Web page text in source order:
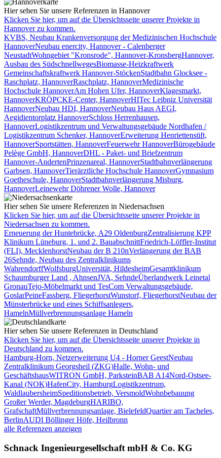
Hier sehen Sie unsere Referenzen in Hannover
Klicken Sie hier, um auf die Übersichtsseite unserer Projekte in
Hannover zu kommen.
KVBS, Neubau Krankenversorgung der Medizinischen Hochschule
HannoverNeubau enercity, Hannover - Calenberger
NeustadtWohngebiet "Kronsrode", Hannover-KronsbergHannover,
Ausbau des SüdschnellwegesBiomasse-Heizkraftwerk
Gemeinschaftskraftwerk Hannover-StöckenStadtbahn Glocksee -
Raschplatz, HannoverRaschplatz, HannoverMedizinische
Hochschule HannoverAm Hohen Ufer, HannoverKlagesmarkt,
HannoverKRÖPCKE-Center, HannoverHITec Leibniz Universität
HannoverNeubau HDI, HannoverNeubau Haus AEGI,
Aegidientorplatz HannoverSchloss Herrenhausen,
HannoverLogistikzentrum und Verwaltungsgebäude Nordhafen /
Logistikzentrum Schenker, HannoverErweiterung Henriettenstift,
HannoverSportstätten, HannoverFeuerwehr HannoverBürogebäude
Pelège GmbH, HannoverDHL - Paket- und Briefzentrum
Hannover-AndertenPrinzenareal, HannoverStadtbahnverlängerung
Garbsen, HannoverTierärztliche Hochschule HannoverGymnasium
Goetheschule, HannoverStadtbahnverlängerung Misburg,
HannoverLeinewehr Döhrener Wolle, Hannover
Hier sehen Sie unsere Referenzen in Niedersachsen
Klicken Sie hier, um auf die Übersichtsseite unserer Projekte in
Niedersachsen zu kommen.
Erneuerung der Huntebrücke, A29 OldenburgZentralisierung KPP
Klinikum Lüneburg, 1. und 2. BauabschnittFriedrich-Löffler-Institut
(FLI), MecklenhorstNeubau der B 210nVerlängerung der BAB
26Sehnde, Neubau des Zentralklinikums
WahrendorffWolfsburgUniversität, HildesheimGesamtklinikum
Schaumburger Land , AhnsenJVA, SehndeÜberlandwerk Leinetal
GronauTejo-Möbelmarkt und TesCom Verwaltungsgebäude,
GoslarPeineFassberg, FliegerhorstWunstorf, FliegerhorstNeubau der
Münsterbrücke und eines Schiffsanlegers,
HamelnMüllverbrennungsanlage Hameln
Hier sehen Sie unsere Referenzen in Deutschland
Klicken Sie hier, um auf die Übersichtsseite unserer Projekte in
Deutschland zu kommen.
Hamburg-Horn, Netzerweiterung U4 - Horner GeestNeubau
Zentralklinikum Georgsheil (ZKG)Halle, Wohn- und
GeschäftshausWITRON GmbH, ParksteinBAB A14Nord-Ostsee-
Kanal (NOK)HafenCity, HamburgLogistikzentrum,
WaldlaubersheimSpeditionsbetrieb, VersmoldWohnbebauung
Großer Werder, MagdeburgHARIBO,
GrafschaftMüllverbrennungsanlage, BielefeldQuartier am Tacheles,
BerlinAUDI Böllinger Höfe, Heilbronn
alle Referenzen anzeigen
Schnack Ingenieurgesellschaft mbH & Co. KG